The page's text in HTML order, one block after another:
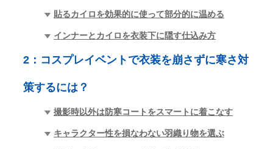
貼るカイロを効果的に使って部分的に温める
インナーとカイロを衣装下に隠す仕込み方
2： コスプレイベントで衣装を崩さずに寒さ対
策するには？
撮影時以外は防寒コートをスマートに着こなす
キャラクター性を損なわない羽織り物を選ぶ